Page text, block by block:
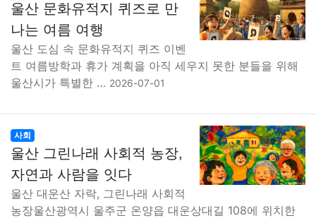
울산 문화유적지 퀴즈로 만
나는 여름 여행
울산 도심 속 문화유적지 퀴즈 이벤
트 여름방학과 휴가 계획을 아직 세우지 못한 분들을 위해
울산시가 특별한 … 2026-07-01
사회
울산 그린나래 사회적 농장,
자연과 사람을 잇다
울산 대운산 자락, 그린나래 사회적
농장울산광역시 울주군 온양읍 대운상대길 108에 위치한